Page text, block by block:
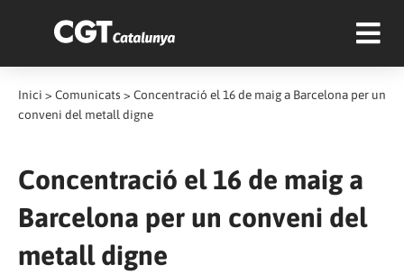
Inici > Comunicats > Concentració el 16 de maig a Barcelona per un
conveni del metall digne
Concentració el 16 de maig a
Barcelona per un conveni del
metall digne